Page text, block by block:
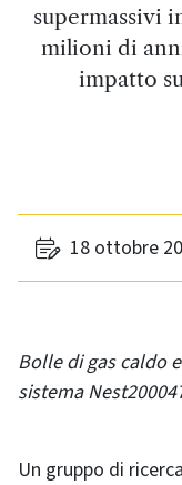
supermassivi
milioni di
impatto
18 ottobre
Bolle di gas caldo
sistema
Un gruppo di